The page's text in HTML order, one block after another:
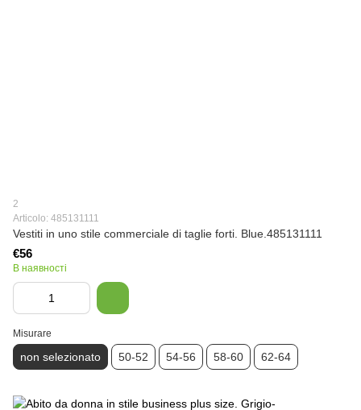
2
Articolo: 485131111
Vestiti in uno stile commerciale di taglie forti. Blue.485131111
€56
В наявності
Misurare
non selezionato 50-52 54-56 58-60 62-64